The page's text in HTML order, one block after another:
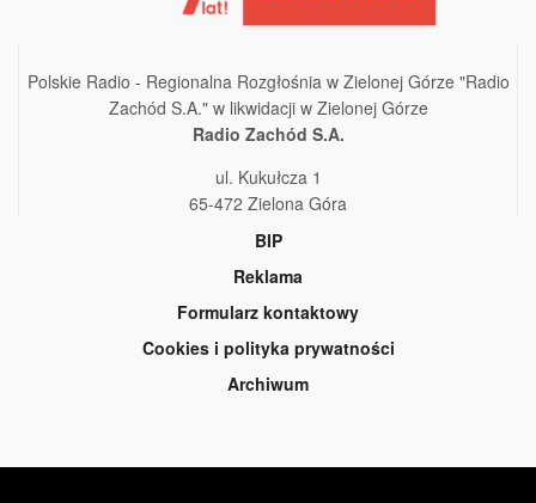
Polskie Radio - Regionalna Rozgłośnia w Zielonej Górze "Radio
Zachód S.A." w likwidacji w Zielonej Górze
Radio Zachód S.A.
ul. Kukułcza 1
65-472 Zielona Góra
BIP
Reklama
Formularz kontaktowy
Cookies i polityka prywatności
Archiwum